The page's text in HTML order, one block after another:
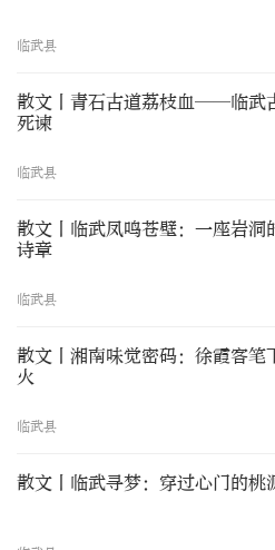
临武县
散文丨青石古道荔枝血——临武
死谏
临武县
散文丨临武凤鸣苍壁：一座岩洞
诗章
临武县
散文丨湘南味觉密码：徐霞客笔
火
临武县
散文丨临武寻梦：穿过心门的桃